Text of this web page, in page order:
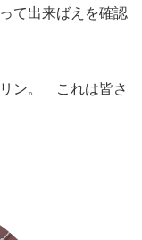
て出来ばえを確認
ン。 これは皆さ